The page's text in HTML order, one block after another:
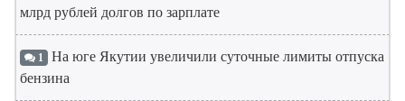
млрд рублей долгов по зарплате
1 На юге Якутии увеличили суточные лимиты отпуска
бензина